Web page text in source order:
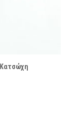
Κατσώχη